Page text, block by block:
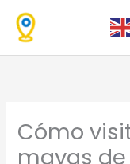
contenido
Cómo
mayas de